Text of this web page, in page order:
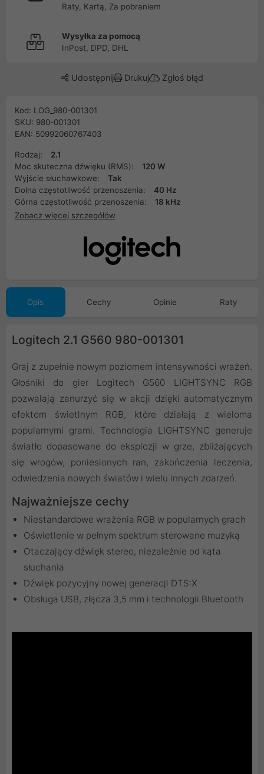
Raty, Kartą, Za pobraniem
Wysyłka za pomocą
InPost, DPD, DHL
Udostępnij Drukuj Zgłoś błąd
Kod: LOG_980-001301
SKU: 980-001301
EAN: 50992060767403
Rodzaj:
2.1
Moc skuteczna dźwięku (RMS):
120 W
Wyjście słuchawkowe:
Tak
Dolna częstotliwość przenoszenia:
40 Hz
Górna częstotliwość przenoszenia:
18 kHz
Zobacz więcej szczegółów
Opis Cechy Opinie Raty
Logitech 2.1 G560 980-001301
Graj z zupełnie nowym poziomem intensywności wrażeń.
Głośniki do gier Logitech G560 LIGHTSYNC RGB
pozwalają zanurzyć się w akcji dzięki automatycznym
efektom świetlnym RGB, które działają z wieloma
popularnymi grami. Technologia LIGHTSYNC generuje
światło dopasowane do eksplozji w grze, zbliżających
się wrogów, poniesionych ran, zakończenia leczenia,
odwiedzenia nowych światów i wielu innych zdarzeń.
Najważniejsze cechy
Niestandardowe wrażenia RGB w popularnych grach
Oświetlenie w pełnym spektrum sterowane muzyką
Otaczający dźwięk stereo, niezależnie od kąta
słuchania
Dźwięk pozycyjny nowej generacji DTS:X
Obsługa USB, złącza 3,5 mm i technologii Bluetooth